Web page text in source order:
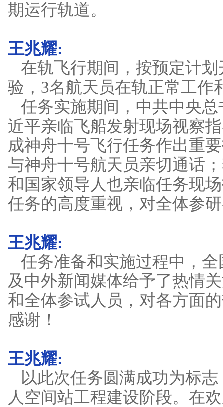
期运行轨道。
王兆耀:
在轨飞行期间，按预定计
验，3名航天员在轨正常工作
任务实施期间，中共中央
近平亲临飞船发射现场视察
成神舟十号飞行任务作出重
与神舟十号航天员亲切通话
和国家领导人也亲临任务现
任务的高度重视，对全体参
王兆耀:
任务准备和实施过程中，
及中外新闻媒体给予了热情
和全体参试人员，对各方面
感谢！
王兆耀:
以此次任务圆满成功为标
人空间站工程建设阶段。在